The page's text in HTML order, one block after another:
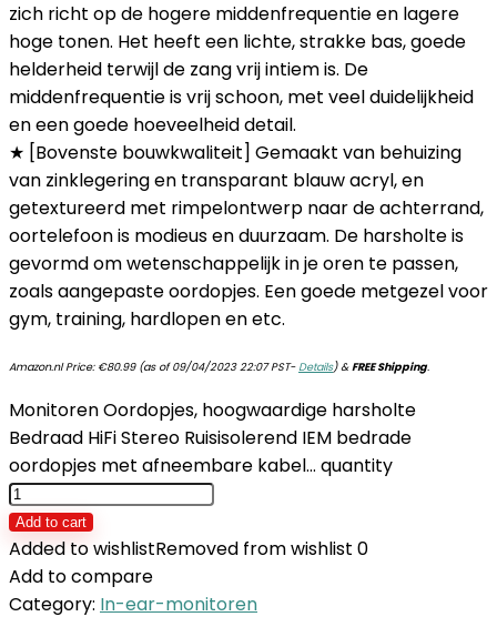
zich richt op de hogere middenfrequentie en lagere
hoge tonen. Het heeft een lichte, strakke bas, goede
helderheid terwijl de zang vrij intiem is. De
middenfrequentie is vrij schoon, met veel duidelijkheid
en een goede hoeveelheid detail.
★ [Bovenste bouwkwaliteit] Gemaakt van behuizing
van zinklegering en transparant blauw acryl, en
getextureerd met rimpelontwerp naar de achterrand,
oortelefoon is modieus en duurzaam. De harsholte is
gevormd om wetenschappelijk in je oren te passen,
zoals aangepaste oordopjes. Een goede metgezel voor
gym, training, hardlopen en etc.
Amazon.nl Price: €80.99(as of 09/04/2023 22:07 PST-Details)&FREE Shipping.
Monitoren Oordopjes, hoogwaardige harsholte
Bedraad HiFi Stereo Ruisisolerend IEM bedrade
oordopjes met afneembare kabel… quantity
Add to cart
Added to wishlistRemoved from wishlist 0
Add to compare
Category: In-ear-monitoren